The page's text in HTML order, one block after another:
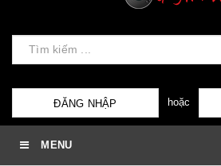
ĐĂNG NHẬP hoặc
MENU